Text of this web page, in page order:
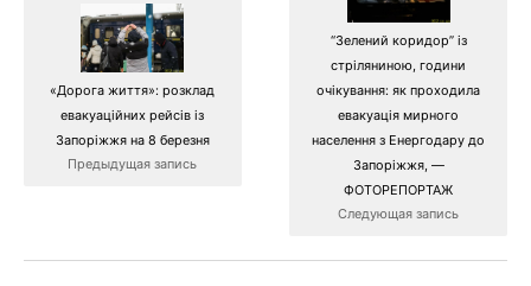
«Дорога життя»: розклад
евакуаційних рейсів із
Запоріжжя на 8 березня
Предыдущая запись
“Зелений коридор” із
стріляниною, години
очікування: як проходила
евакуація мирного
населення з Енергодару до
Запоріжжя, —
ФОТОРЕПОРТАЖ
Следующая запись